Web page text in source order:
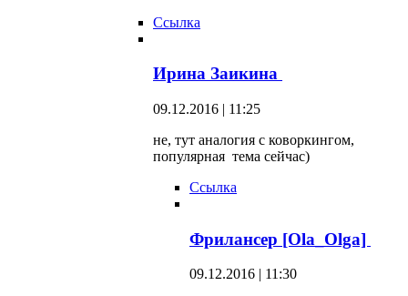
Ссылка
Ирина Заикина
09.12.2016 | 11:25
не, тут аналогия с коворкингом,
популярная тема сейчас)
Ссылка
Фрилансер [Ola_Olga]
09.12.2016 | 11:30